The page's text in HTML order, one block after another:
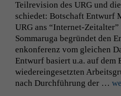
Teil­re­vi­sion des URG und
schiedet: Botschaft Entwurf
URG ans “Inter­net-Zeital­ter”
Som­maru­ga begrün­det den
enkon­ferenz vom gle­ichen
Entwurf basiert u.a. auf dem
wiedereinge­set­zten
nach Durch­führung der …